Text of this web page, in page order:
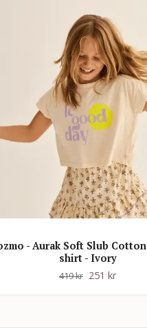
- Aurak Soft Slub
shirt - Ivory
419 kr 251 kr